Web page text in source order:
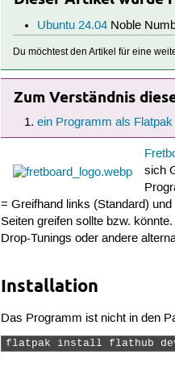
Ubuntu 24.04Noble
Du möchtest den Artikel für eine
Zum Verständnis
ein Programm als
sich
= Greifhand links (Standard)
Seiten greifen sollte bzw.
Drop-Tunings oder andere
Installation
Das Programm ist nicht in den
flatpak install flathub